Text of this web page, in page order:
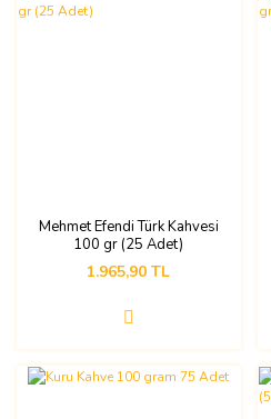
Mehmet Efendi Türk Kahvesi
100 gr (25 Adet)
1.965,90 TL